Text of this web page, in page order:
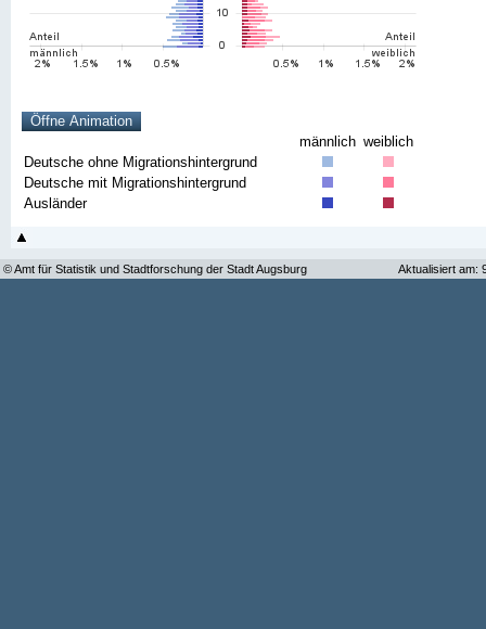
männlich weiblich
Deutsche ohne Migrationshintergrund
Deutsche mit Migrationshintergrund
Ausländer
© Amt für Statistik und Stadtforschung der Stadt Augsburg Aktualisiert am: